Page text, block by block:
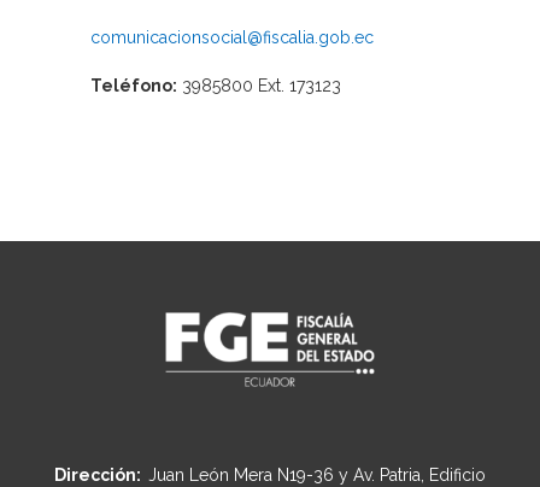
comunicacionsocial@fiscalia.gob.ec
Teléfono: 3985800 Ext. 173123
Dirección: Juan León Mera N19-36 y Av. Patria, Edificio